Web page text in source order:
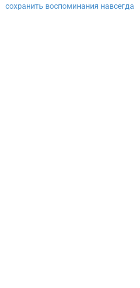
сохранить воспоминания навсегда